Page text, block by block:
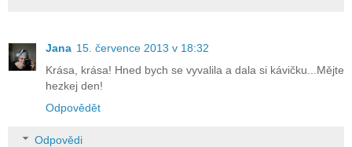
Jana 15. července 2013 v 18:32
Krása, krása! Hned bych se vyvalila a dala si kávičku...Mějte
hezkej den!
Odpovědět
Odpovědi